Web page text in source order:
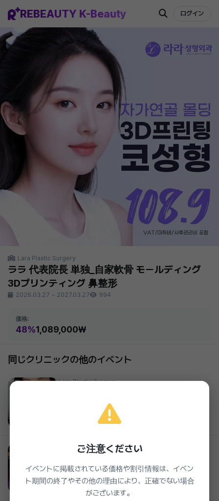
REBEAUTY K-Beauty ログイン
Lara Plastic Surgery
ララ 代表院長 単独_自家軟骨 モールディング
3Dプリンティング 鼻整形
2026.03.27 ~ 2027.03.27 994
価格:
48%1,089,000₩
同じクリニックの他のイベント
Lara Plastic Surgery
2,189,000₩
2026.03.27 ~ 2027.03.27
Lara Plastic Surgery
ララ_3 in 1 目整形
43%1,189,000₩
2026.03.27 ~ 2027.03.27
ご注意ください
イベントに掲載されている価格や割引情報は、イベン
ト期間の終了やその他の理由により、正確でない場合
がございます。